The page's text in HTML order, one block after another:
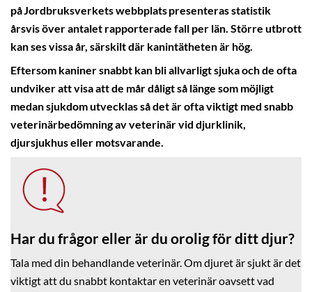
på Jordbruksverkets webbplats presenteras statistik
årsvis över antalet rapporterade fall per län. Större utbrott
kan ses vissa år, särskilt där kanintätheten är hög.
Eftersom kaniner snabbt kan bli allvarligt sjuka och de ofta
undviker att visa att de mår dåligt så länge som möjligt
medan sjukdom utvecklas så det är ofta viktigt med snabb
veterinärbedömning av veterinär vid djurklinik,
djursjukhus eller motsvarande.
Har du frågor eller är du orolig för ditt djur?
Tala med din behandlande veterinär. Om djuret är sjukt är det
viktigt att du snabbt kontaktar en veterinär oavsett vad